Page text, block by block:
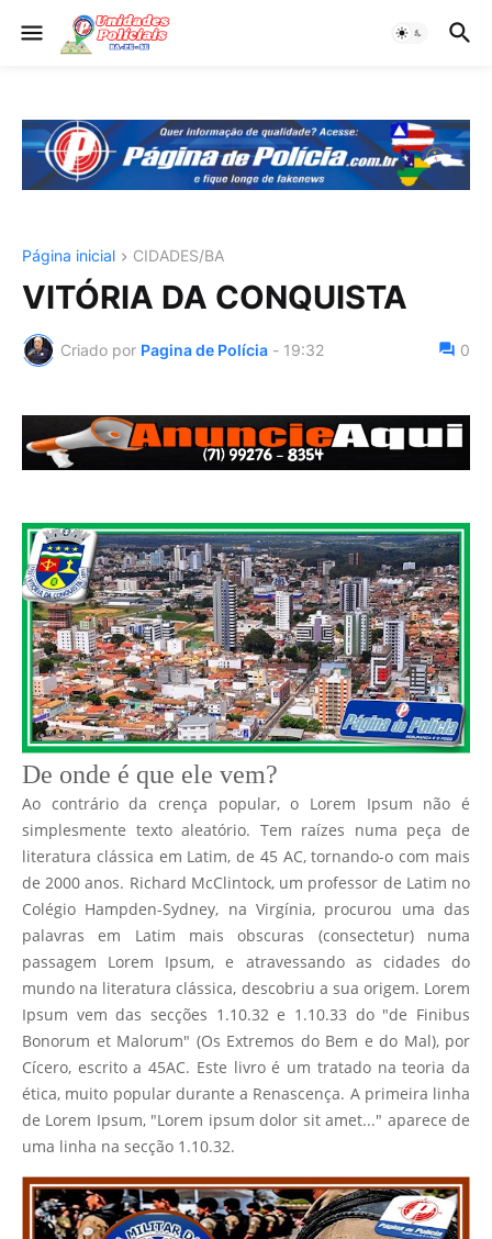
Página inicial CIDADES/BA
VITÓRIA DA CONQUISTA
Criado por Pagina de Polícia - 19:32 0
De onde é que ele vem?
Ao contrário da crença popular, o Lorem Ipsum não é
simplesmente texto aleatório. Tem raízes numa peça de
literatura clássica em Latim, de 45 AC, tornando-o com mais
de 2000 anos. Richard McClintock, um professor de Latim no
Colégio Hampden-Sydney, na Virgínia, procurou uma das
palavras em Latim mais obscuras (consectetur) numa
passagem Lorem Ipsum, e atravessando as cidades do
mundo na literatura clássica, descobriu a sua origem. Lorem
Ipsum vem das secções 1.10.32 e 1.10.33 do "de Finibus
Bonorum et Malorum" (Os Extremos do Bem e do Mal), por
Cícero, escrito a 45AC. Este livro é um tratado na teoria da
ética, muito popular durante a Renascença. A primeira linha
de Lorem Ipsum, "Lorem ipsum dolor sit amet..." aparece de
uma linha na secção 1.10.32.